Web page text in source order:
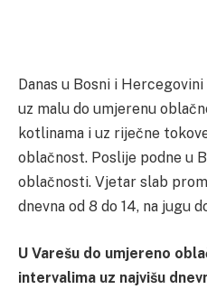
Danas u Bosni i
uz malu do umjerenu
kotlinama i uz riječne
oblačnost. Poslije podne u
oblačnosti. Vjetar slab
dnevna od 8 do 14, na jugu
U Varešu do umjereno
intervalima uz najvišu